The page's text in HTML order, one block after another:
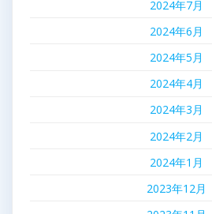
2024年7月
2024年6月
2024年5月
2024年4月
2024年3月
2024年2月
2024年1月
2023年12月